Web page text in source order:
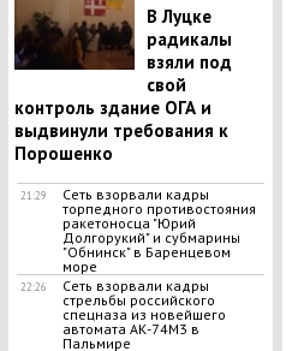
В Луцке
радикалы
взяли под
свой
контроль здание ОГА и
выдвинули требования к
Порошенко
21:29
Сеть взорвали кадры
торпедного противостояния
ракетоносца "Юрий
Долгорукий" и субмарины
"Обнинск" в Баренцевом
море
22:26
Сеть взорвали кадры
стрельбы российского
спецназа из новейшего
автомата АК-74М3 в
Пальмире